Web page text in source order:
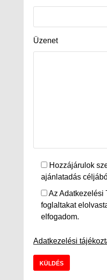
Üzenet
Hozzájárulok
ajánlatadás
Az Adatkezelési
foglaltakat
elfogadom.
Adatkezelési